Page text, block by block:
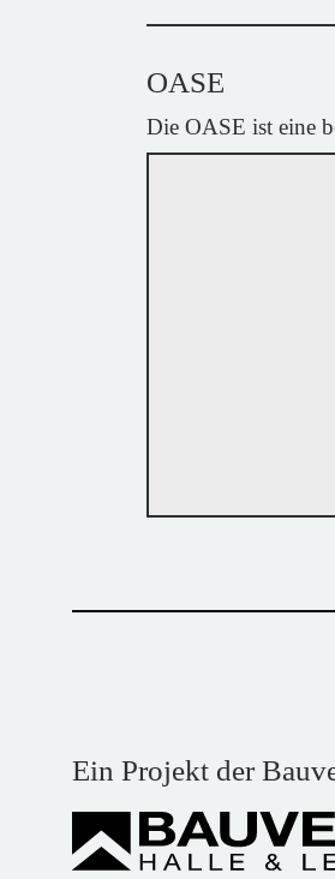
OASE
Die OASE ist eine
Ein Projekt der